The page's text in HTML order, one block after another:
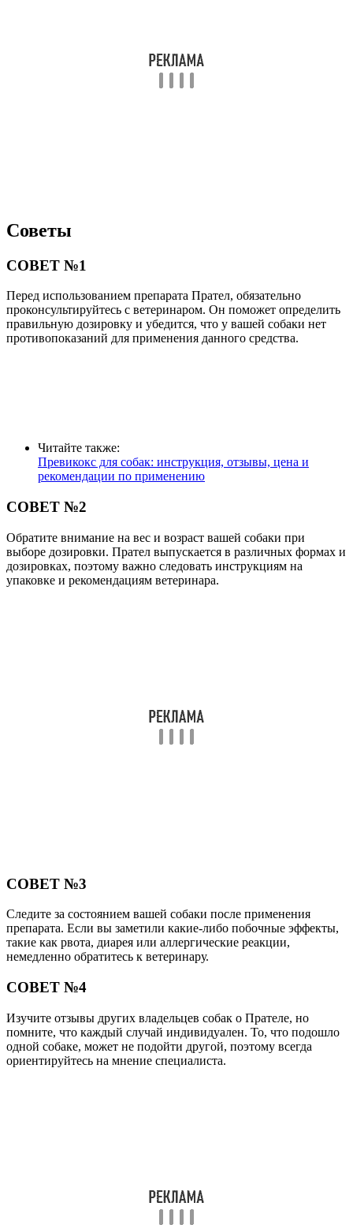
Советы
СОВЕТ №1
Перед использованием препарата Прател, обязательно
проконсультируйтесь с ветеринаром. Он поможет определить
правильную дозировку и убедится, что у вашей собаки нет
противопоказаний для применения данного средства.
Читайте также:
Превикокс для собак: инструкция, отзывы, цена и
рекомендации по применению
СОВЕТ №2
Обратите внимание на вес и возраст вашей собаки при
выборе дозировки. Прател выпускается в различных формах и
дозировках, поэтому важно следовать инструкциям на
упаковке и рекомендациям ветеринара.
СОВЕТ №3
Следите за состоянием вашей собаки после применения
препарата. Если вы заметили какие-либо побочные эффекты,
такие как рвота, диарея или аллергические реакции,
немедленно обратитесь к ветеринару.
СОВЕТ №4
Изучите отзывы других владельцев собак о Прателе, но
помните, что каждый случай индивидуален. То, что подошло
одной собаке, может не подойти другой, поэтому всегда
ориентируйтесь на мнение специалиста.